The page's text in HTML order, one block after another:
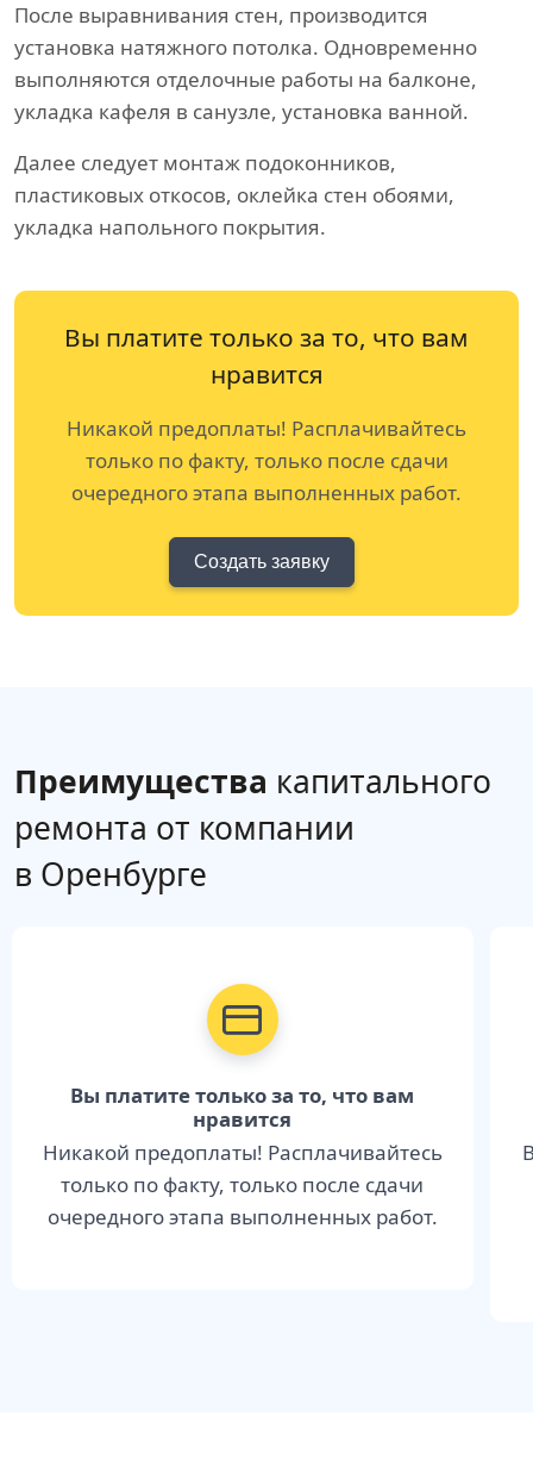
После выравнивания стен, производится
установка натяжного потолка. Одновременно
выполняются отделочные работы на балконе,
укладка кафеля в санузле, установка ванной.
Далее следует монтаж подоконников,
пластиковых откосов, оклейка стен обоями,
укладка напольного покрытия.
Вы платите только за то, что вам
нравится
Никакой предоплаты! Расплачивайтесь
только по факту, только после сдачи
очередного этапа выполненных работ.
Создать заявку
Преимущества капитального
ремонта от компании
в Оренбурге
Вы платите только за то, что вам
нравится
Никакой предоплаты! Расплачивайтесь
только по факту, только после сдачи
очередного этапа выполненных работ.